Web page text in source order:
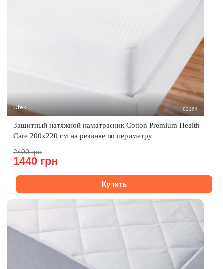
Utek 82164
Защитный натяжной наматрасник Cotton Premium Health
Care 200x220 см на резинке по периметру
2400 грн
1440 грн
Купить